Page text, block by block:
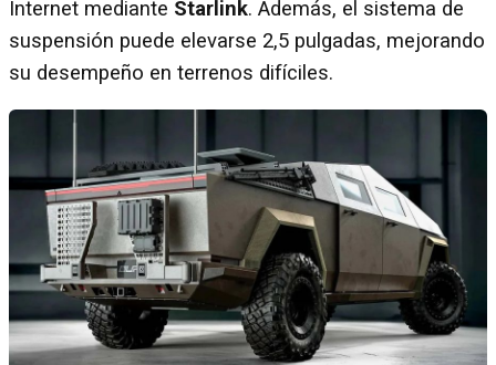
Internet mediante Starlink. Además, el sistema de
suspensión puede elevarse 2,5 pulgadas, mejorando
su desempeño en terrenos difíciles.